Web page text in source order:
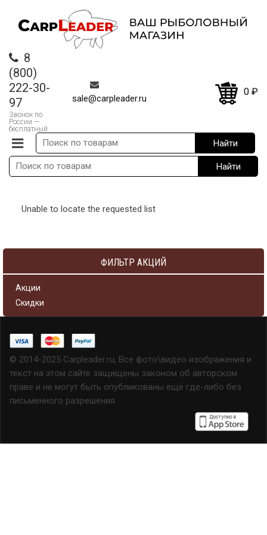
8
(800)
222-30-
97
Звонок по
России —
бесплатный
sale@carpleader.ru
0 ₽
Unable to locate the requested list
ФИЛЬТР АКЦИЙ
Акции
Скидки
© 2014-2025 Carpleader.ru, Все фото\видео изображения и
текст на этом сайте защищены законом об авторском
праве и не могут быть опубликованы ещё где-либо без
письменного разрешения.